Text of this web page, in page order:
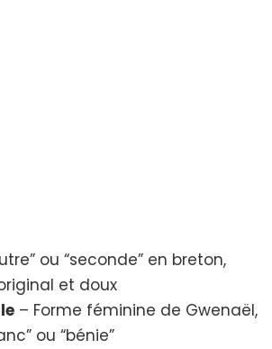
ou “seconde” en breton,
et doux
– Forme féminine de Gwenaël,
ou “bénie”